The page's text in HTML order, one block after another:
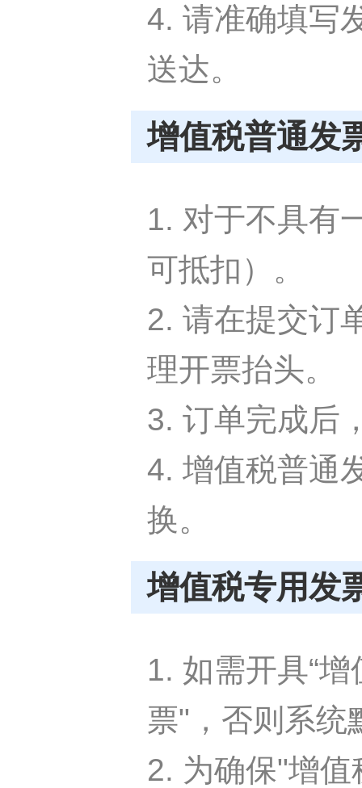
4. 请准确填写
送达。
增值税普通发
1. 对于不具有
可抵扣）。
2. 请在提交订
理开票抬头。
3. 订单完成后
4. 增值税普通
换。
增值税专用发
1. 如需开具“
票"，否则系统
2. 为确保"增